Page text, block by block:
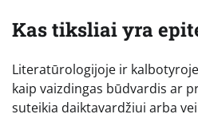
Kas tiksliai yra
Literatūrologijoje ir
kaip vaizdingas būdvardis ar
suteikia daiktavardžiui arba